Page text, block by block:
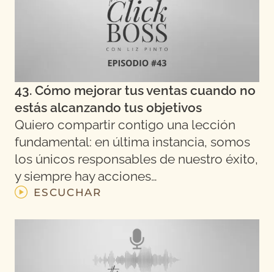
43. Cómo mejorar tus ventas cuando no
estás alcanzando tus objetivos
Quiero compartir contigo una lección
fundamental: en última instancia, somos
los únicos responsables de nuestro éxito,
y siempre hay acciones…
ESCUCHAR